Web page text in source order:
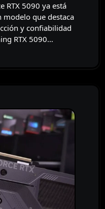
que destaca
y confiabilidad
RTX 5090…